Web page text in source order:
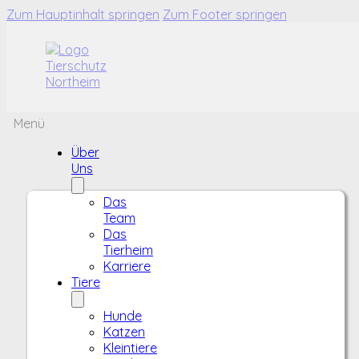
Zum Hauptinhalt springen Zum Footer springen
Menü
Über
Uns
Das
Team
Das
Tierheim
Karriere
Tiere
Hunde
Katzen
Kleintiere